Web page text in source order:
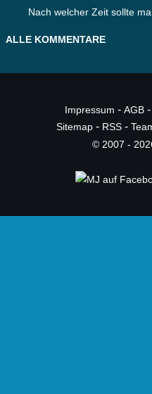
Nach welcher Zeit sollte
ALLE KOMMENTARE
Impressum - AGB-
Sitemap - RSS -
© 2007 -